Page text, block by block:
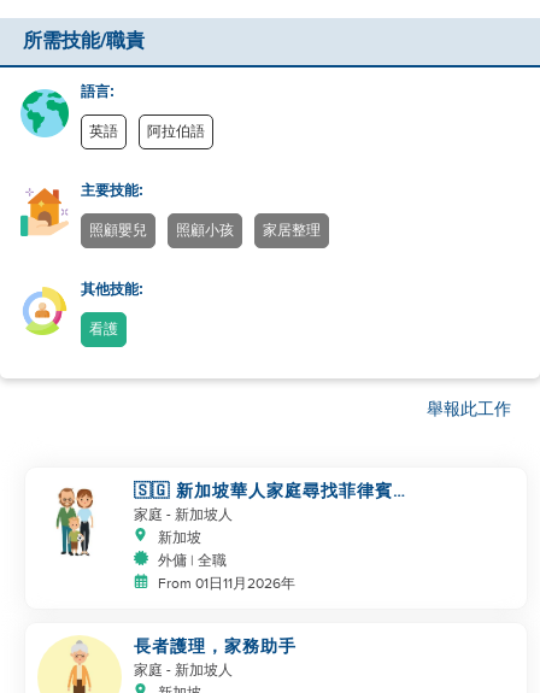
所需技能/職責
語言:
英語 阿拉伯語
主要技能:
照顧嬰兒 照顧小孩 家居整理
其他技能:
看護
舉報此工作
🇸🇬 新加坡華人家庭尋找菲律賓
幫手
家庭 - 新加坡人
新加坡
外傭 | 全職
From 01日11月2026年
長者護理，家務助手
家庭 - 新加坡人